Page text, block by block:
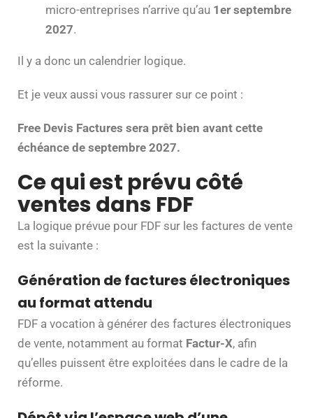
micro-entreprises n’arrive qu’au 1er septembre
2027.
Il y a donc un calendrier logique.
Et je veux aussi vous rassurer sur ce point :
Free Devis Factures sera prêt bien avant cette
échéance de septembre 2027.
Ce qui est prévu côté
ventes dans FDF
La logique prévue pour FDF sur les factures de vente
est la suivante :
Génération de factures électroniques
au format attendu
FDF a vocation à générer des factures électroniques
de vente, notamment au format Factur-X, afin
qu’elles puissent être exploitées dans le cadre de la
réforme.